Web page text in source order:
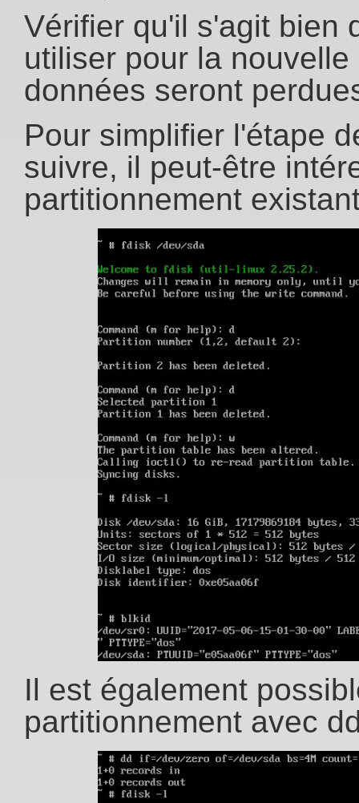
Vérifier qu'il s'agit bien
utiliser pour la
données seront
Pour simplifier l'étape
suivre, il peut-être
partitionnement
Il est également
partitionnement avec